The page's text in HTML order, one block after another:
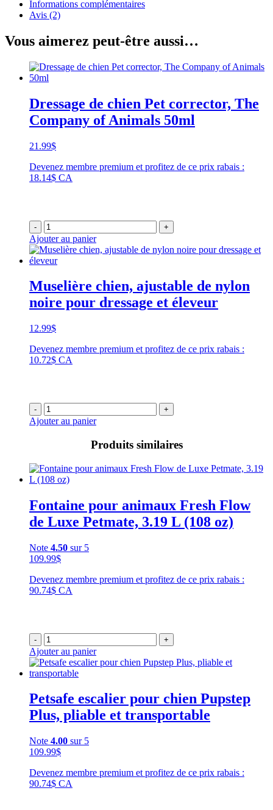
Informations complémentaires
Avis (2)
Vous aimerez peut-être aussi…
Dressage de chien Pet corrector, The
Company of Animals 50ml
21.99$
Devenez membre premium et profitez de ce prix rabais :
18.14$ CA
- +
Ajouter au panier
Muselière chien, ajustable de nylon
noire pour dressage et éleveur
12.99$
Devenez membre premium et profitez de ce prix rabais :
10.72$ CA
- +
Ajouter au panier
Produits similaires
Fontaine pour animaux Fresh Flow
de Luxe Petmate, 3.19 L (108 oz)
Note 4.50 sur 5
109.99$
Devenez membre premium et profitez de ce prix rabais :
90.74$ CA
- +
Ajouter au panier
Petsafe escalier pour chien Pupstep
Plus, pliable et transportable
Note 4.00 sur 5
109.99$
Devenez membre premium et profitez de ce prix rabais :
90.74$ CA